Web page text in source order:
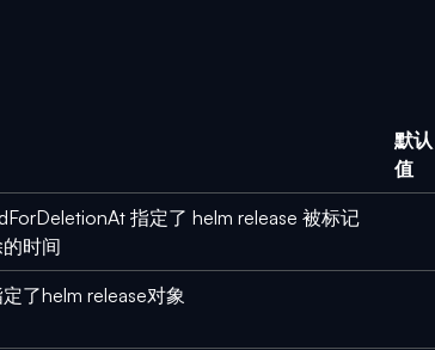
默认
值
指定了 helm release 被标记
时间
了helm release对象